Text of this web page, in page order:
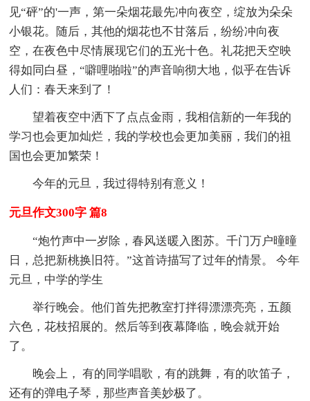
见“砰”的'一声，第一朵烟花最先冲向夜空，绽放为朵朵
小银花。随后，其他的烟花也不甘落后，纷纷冲向夜
空，在夜色中尽情展现它们的五光十色。礼花把天空映
得如同白昼，“噼哩啪啦”的声音响彻大地，似乎在告诉
人们：春天来到了！
望着夜空中洒下了点点金雨，我相信新的一年我的
学习也会更加灿烂，我的学校也会更加美丽，我们的祖
国也会更加繁荣！
今年的元旦，我过得特别有意义！
元旦作文300字 篇8
“炮竹声中一岁除，春风送暖入图苏。千门万户曈曈
日，总把新桃换旧符。”这首诗描写了过年的情景。 今年
元旦，中学的学生
举行晚会。他们首先把教室打拌得漂漂亮亮，五颜
六色，花枝招展的。然后等到夜幕降临，晚会就开始
了。
晚会上， 有的同学唱歌，有的跳舞，有的吹笛子，
还有的弹电子琴，那些声音美妙极了。